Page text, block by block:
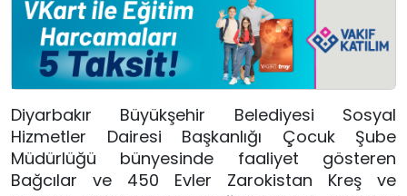
Diyarbakır Büyükşehir Belediyesi Sosyal
Hizmetler Dairesi Başkanlığı Çocuk Şube
Müdürlüğü bünyesinde faaliyet gösteren
Bağcılar ve 450 Evler Zarokistan Kreş ve